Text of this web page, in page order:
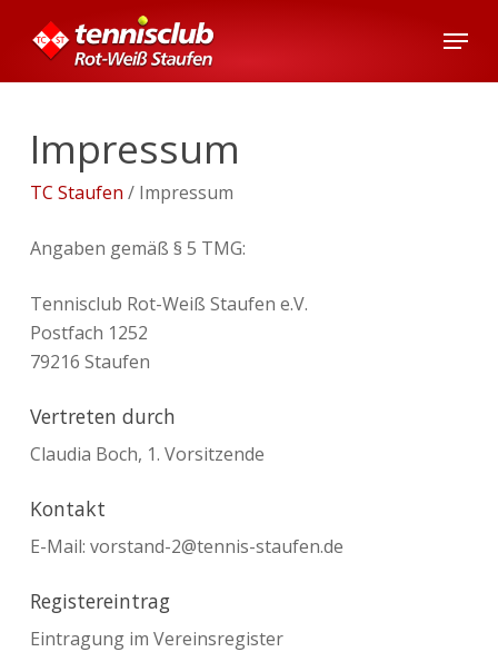
Menu
Impressum
TC Staufen / Impressum
Angaben gemäß § 5 TMG:
Tennisclub Rot-Weiß Staufen e.V.
Postfach 1252
79216 Staufen
Vertreten durch
Claudia Boch, 1. Vorsitzende
Kontakt
E-Mail: vorstand-2@tennis-staufen.de
Registereintrag
Eintragung im Vereinsregister